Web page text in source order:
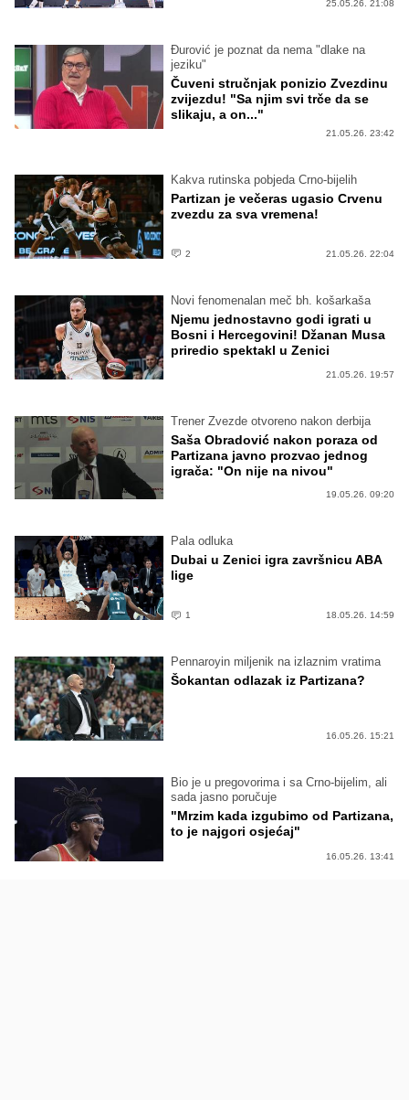
25.05.26. 21:08
Đurović je poznat da nema "dlake na
jeziku"
Čuveni stručnjak ponizio Zvezdinu
zvijezdu! "Sa njim svi trče da se
slikaju, a on..."
21.05.26. 23:42
Kakva rutinska pobjeda Crno-bijelih
Partizan je večeras ugasio Crvenu
zvezdu za sva vremena!
2 21.05.26. 22:04
Novi fenomenalan meč bh. košarkaša
Njemu jednostavno godi igrati u
Bosni i Hercegovini! Džanan Musa
priredio spektakl u Zenici
21.05.26. 19:57
Trener Zvezde otvoreno nakon derbija
Saša Obradović nakon poraza od
Partizana javno prozvao jednog
igrača: "On nije na nivou"
19.05.26. 09:20
Pala odluka
Dubai u Zenici igra završnicu ABA
lige
1 18.05.26. 14:59
Pennaroyin miljenik na izlaznim vratima
Šokantan odlazak iz Partizana?
16.05.26. 15:21
Bio je u pregovorima i sa Crno-bijelim, ali
sada jasno poručuje
"Mrzim kada izgubimo od Partizana,
to je najgori osjećaj"
16.05.26. 13:41